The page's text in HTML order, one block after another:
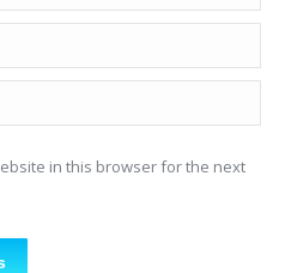
in this browser for the next